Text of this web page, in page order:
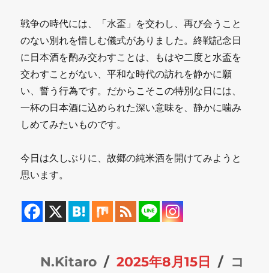
戦争の時代には、「水盃」を交わし、再び会うこと
のない別れを惜しむ儀式がありました。終戦記念日
に日本酒を酌み交わすことは、もはや二度と水盃を
交わすことがない、平和な時代の訪れを静かに願
い、誓う行為です。だからこそこの特別な日には、
一杯の日本酒に込められた深い意味を、静かに噛み
しめてみたいものです。
今日は久しぶりに、故郷の純米酒を開けてみようと
思います。
投
N.Kitaro
投
2025年8月15日
カ
コ